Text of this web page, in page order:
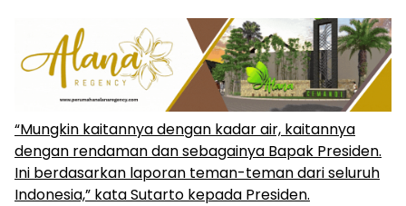
“Mungkin kaitannya dengan kadar air, kaitannya
dengan rendaman dan sebagainya Bapak Presiden.
Ini berdasarkan laporan teman-teman dari seluruh
Indonesia,” kata Sutarto kepada Presiden.